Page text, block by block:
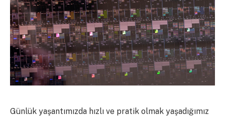
Günlük yaşantımızda hızlı ve pratik olmak yaşadığımız